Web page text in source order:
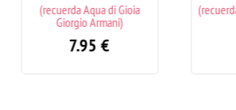
(recuerda Good Girl Carolina
Herrera)
7.95